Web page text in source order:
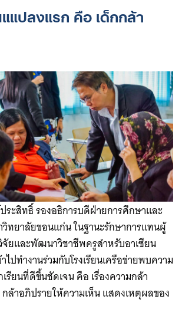
แปลงแรก คือ เด็กกล้า
ระสิทธิ์ รองอธิการบดีฝ่ายการศึกษาและ
วิทยาลัยขอนแก่น ในฐานะรักษาการแทนผู้
จัยและพัฒนาวิชาชีพครูสำหรับอาเซียน
ไปทำงานร่วมกับโรงเรียนเครือข่ายพบความ
รียนที่ดีขึ้นชัดเจน คือ เรื่องความกล้า
ล้าอภิปรายให้ความเห็น แสดงเหตุผลของ